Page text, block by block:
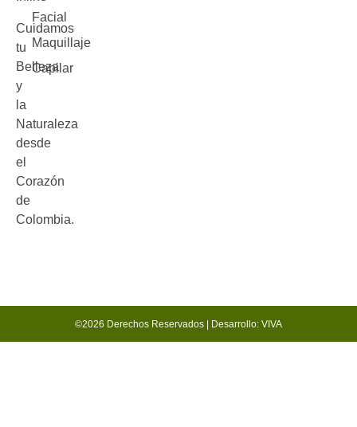
Cuidamos
tu
Belleza
y
la
Naturaleza
desde
el
Corazón
de
Colombia.
Facial
Maquillaje
Capilar
©2026 Derechos Reservados | Desarrollo: VIVA